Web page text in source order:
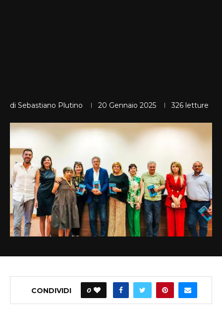
di Sebastiano Plutino 20 Gennaio 2025 326 letture
CONDIVIDI 0